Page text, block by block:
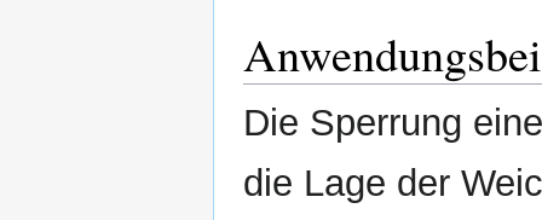
Die Sperrung
die Lage der